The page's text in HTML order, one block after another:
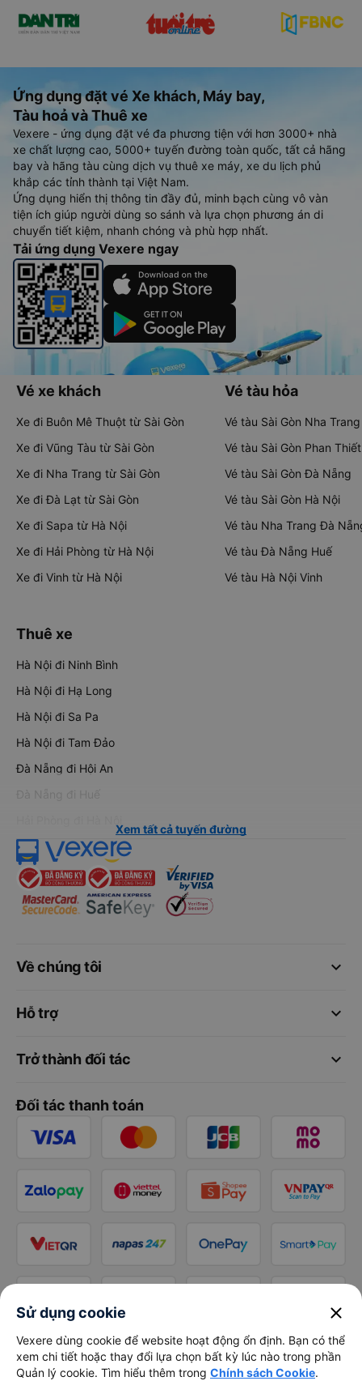
Ứng dụng đặt vé Xe khách, Máy bay,
Tàu hoả và Thuê xe
Vexere - ứng dụng đặt vé đa phương tiện với hơn 3000+ nhà
xe chất lượng cao, 5000+ tuyến đường toàn quốc, tất cả hãng
bay và hãng tàu cùng dịch vụ thuê xe máy, xe du lịch phủ
khắp các tỉnh thành tại Việt Nam.
Ứng dụng hiển thị thông tin đầy đủ, minh bạch cùng vô vàn
tiện ích giúp người dùng so sánh và lựa chọn phương án di
chuyển tiết kiệm, nhanh chóng và phù hợp nhất.
Tải ứng dụng Vexere ngay
Vé xe khách
Xe đi Buôn Mê Thuột từ Sài Gòn
Xe đi Vũng Tàu từ Sài Gòn
Xe đi Nha Trang từ Sài Gòn
Xe đi Đà Lạt từ Sài Gòn
Xe đi Sapa từ Hà Nội
Xe đi Hải Phòng từ Hà Nội
Xe đi Vinh từ Hà Nội
Vé tàu hỏa
Vé tàu Sài Gòn Nha Trang
Vé tàu Sài Gòn Phan Thiết
Vé tàu Sài Gòn Đà Nẵng
Vé tàu Sài Gòn Hà Nội
Vé tàu Nha Trang Đà
Vé tàu Đà Nẵng Huế
Vé tàu Hà Nội Vinh
Thuê xe
Hà Nội đi Ninh Bình
Hà Nội đi Hạ Long
Hà Nội đi Sa Pa
Hà Nội đi Tam Đảo
Đà Nẵng đi Hội An
Đà Nẵng đi Huế
Xem tất cả tuyến đường
keyboard_arrow_down
Về chúng tôi
keyboard_arrow_down
Hỗ trợ
keyboard_arrow_down
Trở thành đối tác
Đối tác thanh toán
Sử dụng cookie close
Vexere dùng cookie để website hoạt động ổn định. Bạn có thể
xem chi tiết hoặc thay đổi lựa chọn bất kỳ lúc nào trong phần
Quản lý cookie. Tìm hiểu thêm trong Chính sách Cookie.